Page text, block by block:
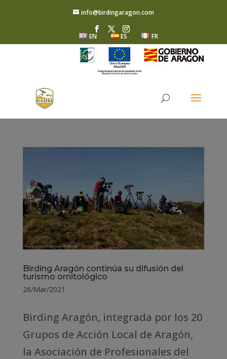
info@birdingaragon.com
EN ES FR
Birding Aragón continúa su difusión del
turismo ornitológico
26/Mar/2021
Birding Aragón, integrada por los 20
Grupos de Acción Local de Aragón,
la Asociación de Profesionales del